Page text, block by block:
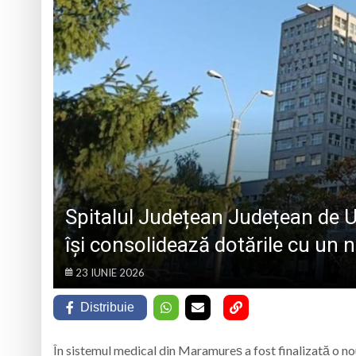
Pompierii SVSU
Munții Țibleș
Ziua
Săptămâna
informare și
Mireșu Mare
Spitalul Județean Județean de
își consolidează dotările cu un
23 IUNIE 2026
Distribuie
În sistemul medical din Maramureș a fost finalizată o